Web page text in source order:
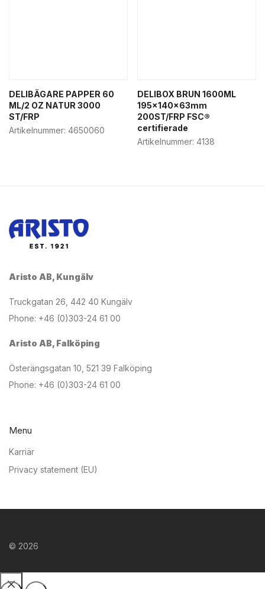
DELIBÄGARE PAPPER 60
ML/2 OZ NATUR 3000
ST/FRP
Artikelnummer: 4650060
DELIBOX BRUN 1600ML
195x140x63mm
200ST/FRP FSC®
certifierade
Artikelnummer: 4138
Aristo AB, Kungälv
Truckgatan 26, 442 40 Kungälv
Phone: +46 (0)303-24 61 00
Aristo AB, Falköping
Österängsgatan 10, 521 39 Falköping
Phone: +46 (0)303-24 61 00
Menu
Karriär
Privacy statement (EU)
© 2026